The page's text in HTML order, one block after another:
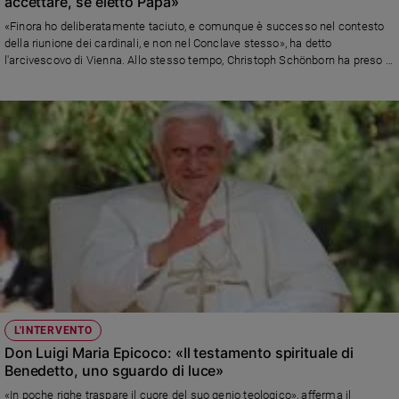
Policy
Chi
Contatti
Pubblicità
Social
«Finora ho deliberatamente taciuto, e comunque è successo nel contesto
della riunione dei cardinali, e non nel Conclave stesso», ha detto
l'arcivescovo di Vienna. Allo stesso tempo, Christoph Schönborn ha preso le
pubblicate cose così riservate, soprattutto dal segretario personale».
L'INTERVENTO
Don Luigi Maria Epicoco: «Il testamento spirituale di
Benedetto, uno sguardo di luce»
«In poche righe traspare il cuore del suo genio teologico», afferma il